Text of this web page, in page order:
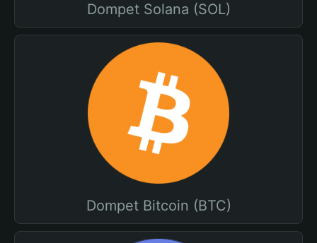
Dompet Solana (SOL)
Dompet Bitcoin (BTC)